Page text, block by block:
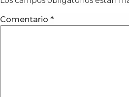
Comentario *